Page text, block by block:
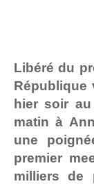
Libéré du
République
hier soir
matin à
une
premier
milliers de